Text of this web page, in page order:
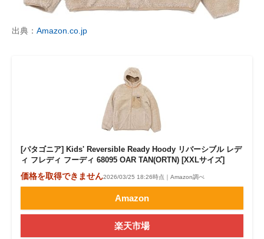
出典： Amazon.co.jp
[パタゴニア] Kids' Reversible Ready Hoody リバーシブル レデ
ィ フレディ フーディ 68095 OAR TAN(ORTN) [XXLサイズ]
価格を取得できません2026/03/25 18:26時点｜Amazon調べ
Amazon
楽天市場